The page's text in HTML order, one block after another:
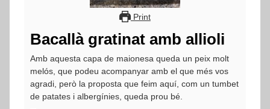
Print
Bacallà gratinat amb allioli
Amb aquesta capa de maionesa queda un peix molt
melós, que podeu acompanyar amb el que més vos
agradi, però la proposta que feim aquí, com un tumbet
de patates i albergínies, queda prou bé.